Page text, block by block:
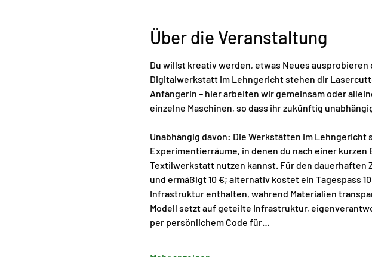
Über die Veranstaltung
Du willst kreativ werden, etwas Neues
Digitalwerkstatt im Lehngericht stehen dir
Anfängerin – hier arbeiten wir gemeinsam oder
einzelne Maschinen, so dass ihr zukünftig
Unabhängig davon: Die Werkstätten im
Experimentierräume, in denen du nach einer
Textilwerkstatt nutzen kannst. Für den dauerhaften
und ermäßigt 10 €; alternativ kostet ein Tagespass
Infrastruktur enthalten, während Materialien
Modell setzt auf geteilte Infrastruktur,
per persönlichem Code für…